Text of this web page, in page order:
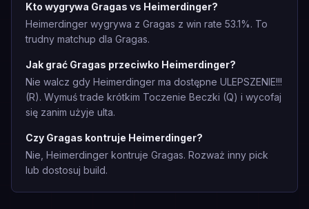
Kto wygrywa Gragas vs Heimerdinger?
Heimerdinger wygrywa z Gragas z win rate 53.1%. To
trudny matchup dla Gragas.
Jak grać Gragas przeciwko Heimerdinger?
Nie walcz gdy Heimerdinger ma dostępne ULEPSZENIE!!!
(R). Wymuś trade krótkim Toczenie Beczki (Q) i wycofaj
się zanim użyje ulta.
Czy Gragas kontruje Heimerdinger?
Nie, Heimerdinger kontruje Gragas. Rozważ inny pick
lub dostosuj build.